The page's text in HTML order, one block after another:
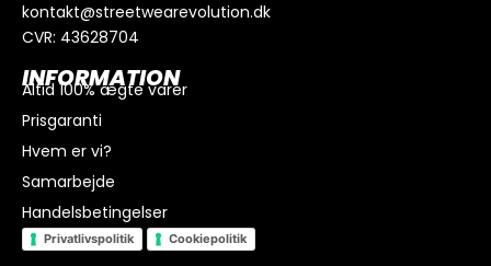
kontakt@streetwearevolution.dk
CVR: 43628704
INFORMATION
Altid 100% ægte varer
Prisgaranti
Hvem er vi?
Samarbejde
Handelsbetingelser
Privatlivspolitik Cookiepolitik